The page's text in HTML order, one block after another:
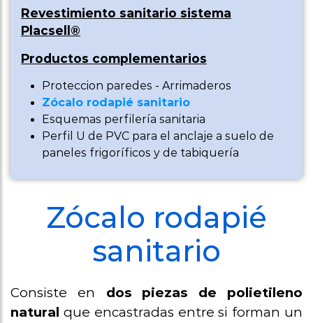
Placsell® Sanitario
Techos (PST)
Productos
complementarios
Protección
paredes,
arrimaderos
Zócalo
Perfileria
Revestimiento sanitario sistema
Placsell®
Productos complementarios
Proteccion paredes - Arrimaderos
Zócalo rodapié sanitario
Esquemas perfilería sanitaria
Perfil U de PVC para el anclaje a suelo de
paneles frigoríficos y de tabiquería
Zócalo rodapié
sanitario
Consiste en dos piezas de polietileno
natural que encastradas entre si forman un